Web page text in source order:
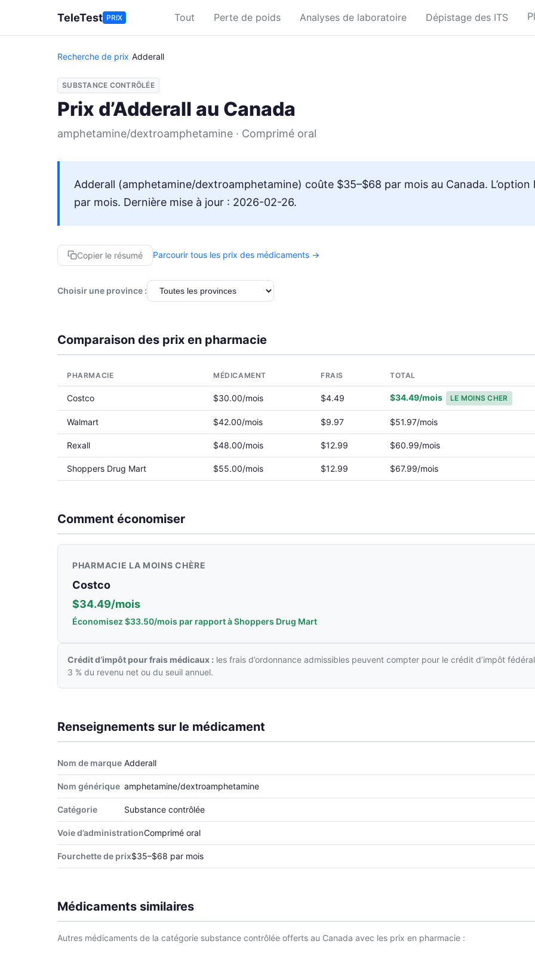
TeleTest PRIX Tout Perte de poids Analyses de laboratoire Dépistage des ITS
Recherche de prix/Adderall
SUBSTANCE CONTRÔLÉE
Prix d’Adderall au Canada
amphetamine/dextroamphetamine · Comprimé oral
Adderall (amphetamine/dextroamphetamine) coûte $35–$68 par mois au Canada.
par mois. Dernière mise à jour : 2026-02-26.
Copier le résumé Parcourir tous les prix des médicaments →
Choisir une province :
Comparaison des prix en pharmacie
PHARMACIE MÉDICAMENT FRAIS TOTAL
Costco $30.00/mois $4.49 $34.49/mois LE MOINS CHER
Walmart $42.00/mois $9.97 $51.97/mois
Rexall $48.00/mois $12.99 $60.99/mois
Shoppers Drug Mart $55.00/mois $12.99 $67.99/mois
Comment économiser
PHARMACIE LA MOINS CHÈRE
Costco
$34.49/mois
Économisez $33.50/mois par rapport à Shoppers Drug Mart
Crédit d’impôt pour frais médicaux : les frais d’ordonnance admissibles peuvent compter pour le crédit d’impôt
3 % du revenu net ou du seuil annuel.
Renseignements sur le médicament
Nom de marque Adderall
Nom générique amphetamine/dextroamphetamine
Catégorie Substance contrôlée
Voie d’administrationComprimé oral
Fourchette de prix$35–$68 par mois
Médicaments similaires
Autres médicaments de la catégorie substance contrôlée offerts au Canada avec les prix en pharmacie :